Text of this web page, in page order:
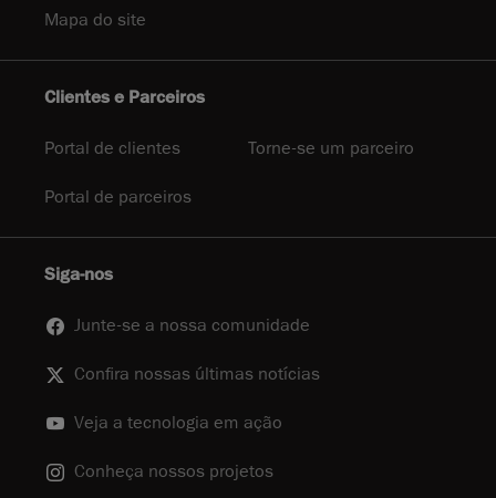
Mapa do site
Clientes e Parceiros
Portal de clientes Torne-se um parceiro
Portal de parceiros
Siga-nos
Junte-se a nossa comunidade
Confira nossas últimas notícias
Veja a tecnologia em ação
Conheça nossos projetos